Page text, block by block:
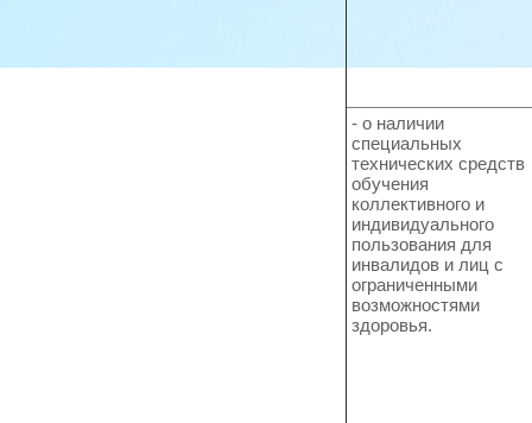
- о наличии
специальных
технических средств
обучения
коллективного и
индивидуального
пользования для
инвалидов и лиц с
ограниченными
возможностями
здоровья.